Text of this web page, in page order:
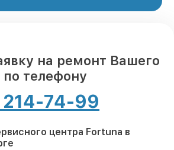
на ремонт Вашего
по телефону
214-74-99
центра Fortuna в